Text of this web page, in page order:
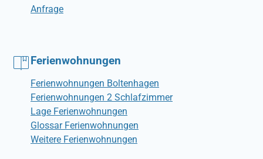
Anfrage
Ferienwohnungen
Ferienwohnungen Boltenhagen
Ferienwohnungen 2 Schlafzimmer
Lage Ferienwohnungen
Glossar Ferienwohnungen
Weitere Ferienwohnungen